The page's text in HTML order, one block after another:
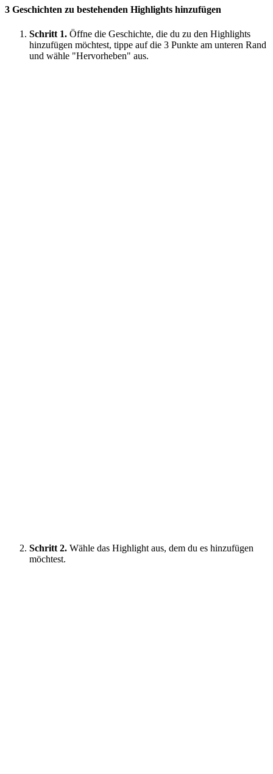
3 Geschichten zu bestehenden Highlights hinzufügen
Schritt 1. Öffne die Geschichte, die du zu den Highlights
hinzufügen möchtest, tippe auf die 3 Punkte am unteren Rand
und wähle "Hervorheben" aus.
Schritt 2. Wähle das Highlight aus, dem du es hinzufügen
möchtest.